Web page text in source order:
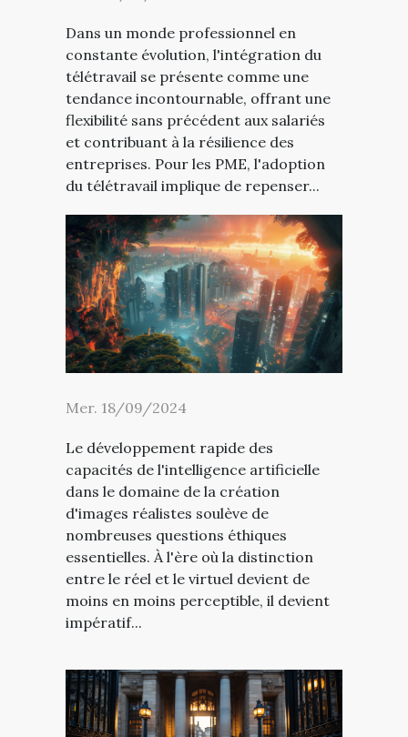
Dans un monde professionnel en
constante évolution, l'intégration du
télétravail se présente comme une
tendance incontournable, offrant une
flexibilité sans précédent aux salariés
et contribuant à la résilience des
entreprises. Pour les PME, l'adoption
du télétravail implique de repenser...
Mer. 18/09/2024
Le développement rapide des
capacités de l'intelligence artificielle
dans le domaine de la création
d'images réalistes soulève de
nombreuses questions éthiques
essentielles. À l'ère où la distinction
entre le réel et le virtuel devient de
moins en moins perceptible, il devient
impératif...